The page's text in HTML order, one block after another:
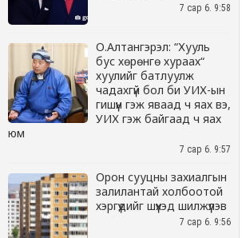
7 сар 6. 9:58
О.Алтангэрэл: “Хууль
бус хөрөнгө хураах“
хуулийг батлуулж
чадахгүй бол би УИХ-ын
гишүүн гэж яваад ч яах вэ,
УИХ гэж байгаад ч яах
юм
7 сар 6. 9:57
Орон сууцны захиалгын
залилантай холбоотой
хэргүүдийг шүүхэд шилжүүлэв
7 сар 6. 9:56